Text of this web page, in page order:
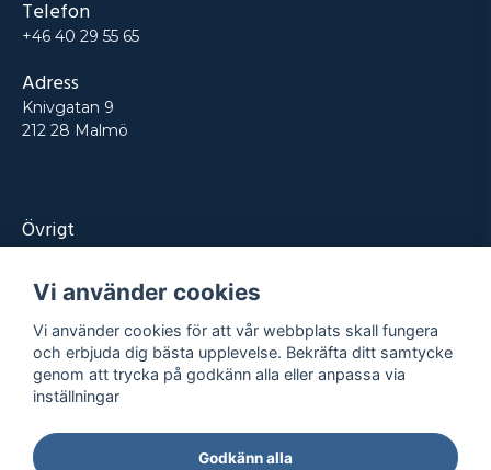
Telefon
+46 40 29 55 65
Adress
Knivgatan 9
212 28 Malmö
Övrigt
Tjänster
Kontakt
Projekt
Vi använder cookies
Vi använder cookies för att vår webbplats skall fungera
och erbjuda dig bästa upplevelse. Bekräfta ditt samtycke
genom att trycka på godkänn alla eller anpassa via
inställningar
Godkänn alla